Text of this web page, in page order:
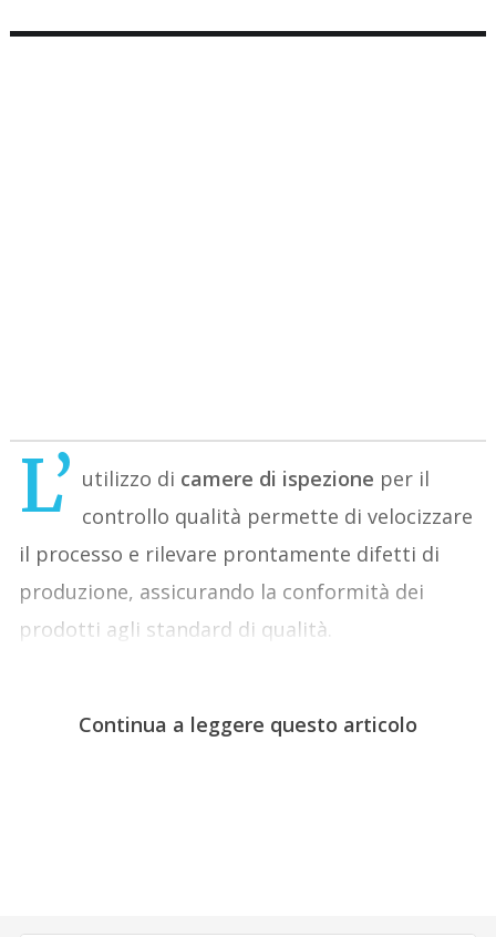
L’ utilizzo di camere di ispezione per il
controllo qualità permette di velocizzare
il processo e rilevare prontamente difetti di
produzione, assicurando la conformità dei
prodotti agli standard di qualità.
Continua a leggere questo articolo